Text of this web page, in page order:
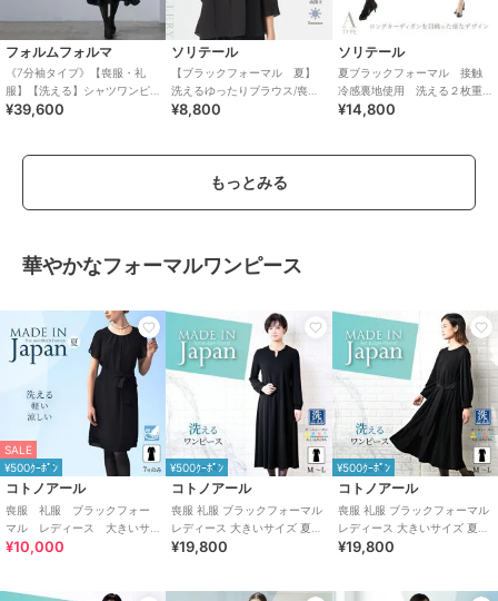
フォルムフォルマ
《7分袖タイプ》【喪服・礼
服】【洗える】シャツワンピ
ース/ブラックフォーマル/オー
¥39,600
ソリテール
【ブラックフォーマル 夏】
洗えるゆったりブラウス/喪服/
礼服/レディース/法事/卒業式
¥8,800
ソリテール
夏ブラックフォーマル 接触
冷感裏地使用 洗える２枚重
ねシフォンワンピース/喪服/礼
¥14,800
もっとみる
華やかなフォーマルワンピース
SALE
¥500ｸｰﾎﾟﾝ
コトノアール
喪服 礼服 ブラックフォー
マル レディース 大きいサ
イズ 夏 夏用 日本製
¥10,000
¥500ｸｰﾎﾟﾝ
コトノアール
喪服 礼服 ブラックフォーマル
レディース 大きいサイズ 夏物
夏用 洗える 日本製
¥19,800
¥500ｸｰﾎﾟﾝ
コトノアール
喪服 礼服 ブラックフォーマル
レディース 大きいサイズ 夏物
夏用 洗える 日本製
¥19,800